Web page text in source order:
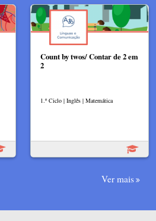
Count by twos/ Contar de 2 em
2
1.º Ciclo | Inglês | Matemática
Ver mais